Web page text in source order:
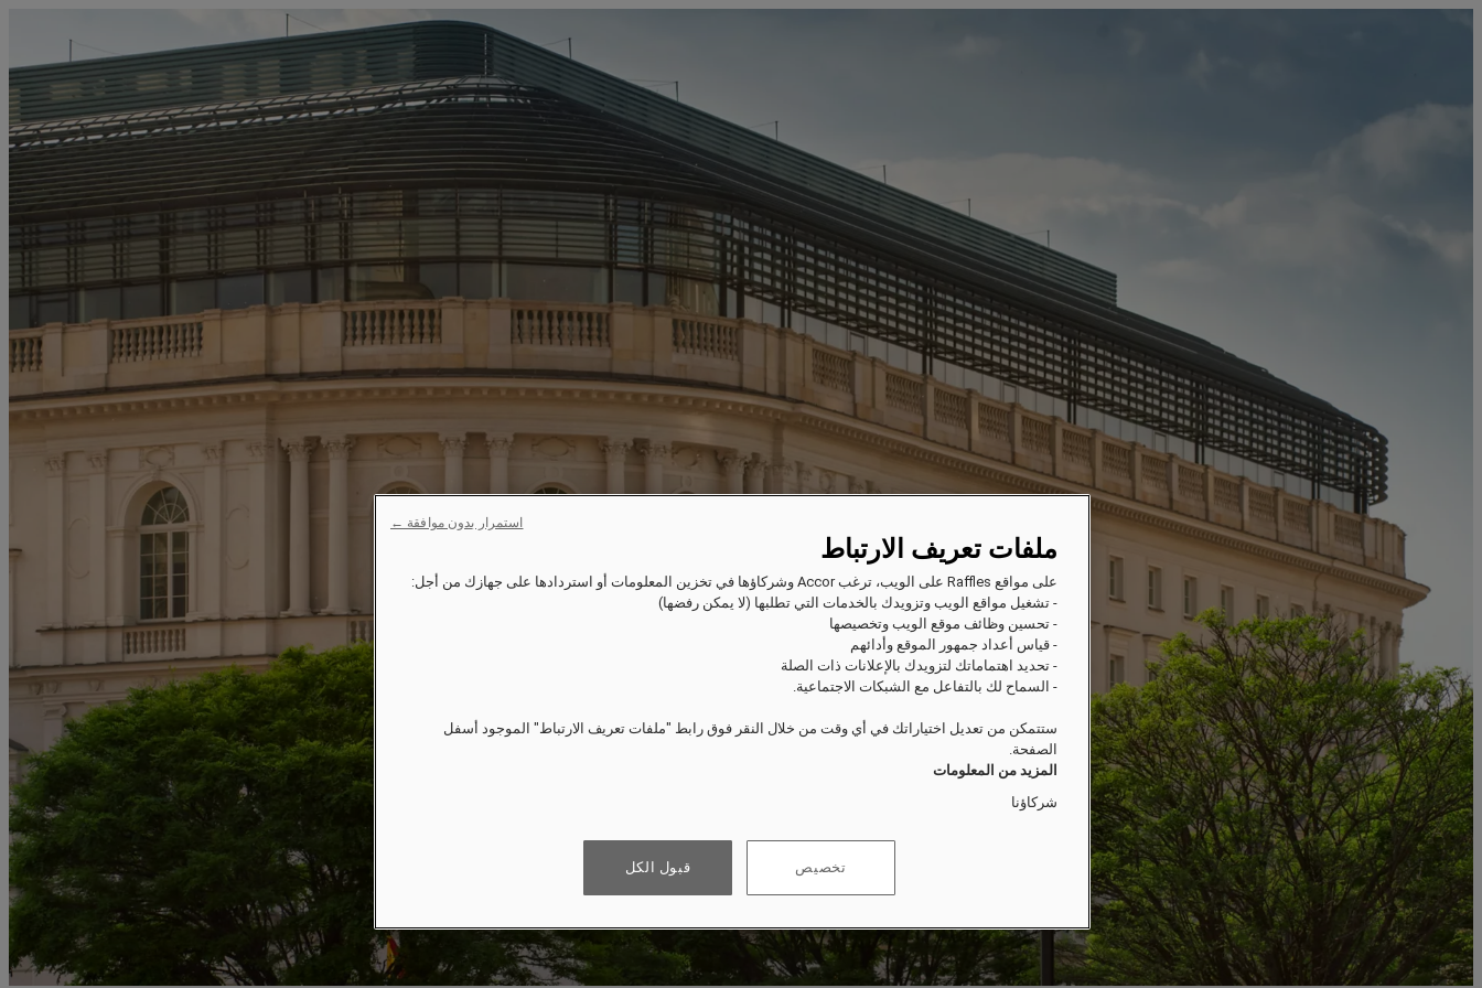
ملفات تعريف الارتباط
على مواقع Raffles على الويب، ترغب Accor وشركاؤها في تخزين المعلومات أو استردادها على جهازك من أجل:
- تشغيل مواقع الويب وتزويدك بالخدمات التي تطلبها (لا يمكن رفضها)
- تحسين وظائف موقع الويب وتخصيصها
- قياس أعداد جمهور الموقع وأدائهم
- تحديد اهتماماتك لتزويدك بالإعلانات ذات الصلة
- السماح لك بالتفاعل مع الشبكات الاجتماعية.
ستتمكن من تعديل اختياراتك في أي وقت من خلال النقر فوق رابط "ملفات تعريف الارتباط" الموجود أسفل
الصفحة.
المزيد من المعلومات
شركاؤنا
تخصيص قبول الكل
استمرار بدون موافقة ←